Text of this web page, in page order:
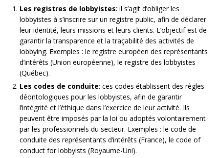
Les registres de lobbyistes: il s’agit d’obliger les
lobbyistes à s’inscrire sur un registre public, afin de déclarer
leur identité, leurs missions et leurs clients. L’objectif est de
garantir la transparence et la traçabilité des activités de
lobbying. Exemples : le registre européen des représentants
d’intérêts (Union européenne), le registre des lobbyistes
(Québec).
Les codes de conduite: ces codes établissent des règles
déontologiques pour les lobbyistes, afin de garantir
l’intégrité et l’éthique dans l’exercice de leur activité. Ils
peuvent être imposés par la loi ou adoptés volontairement
par les professionnels du secteur. Exemples : le code de
conduite des représentants d’intérêts (France), le code of
conduct for lobbyists (Royaume-Uni).